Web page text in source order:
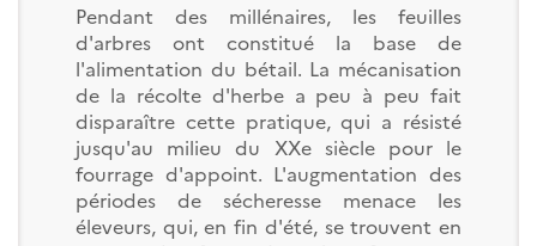
Pendant des millénaires, les feuilles
d'arbres ont constitué la base de
l'alimentation du bétail. La mécanisation
de la récolte d'herbe a peu à peu fait
disparaître cette pratique, qui a résisté
jusqu'au milieu du XXe siècle pour le
fourrage d'appoint. L'augmentation des
périodes de sécheresse menace les
éleveurs, qui, en fin d'été, se trouvent en